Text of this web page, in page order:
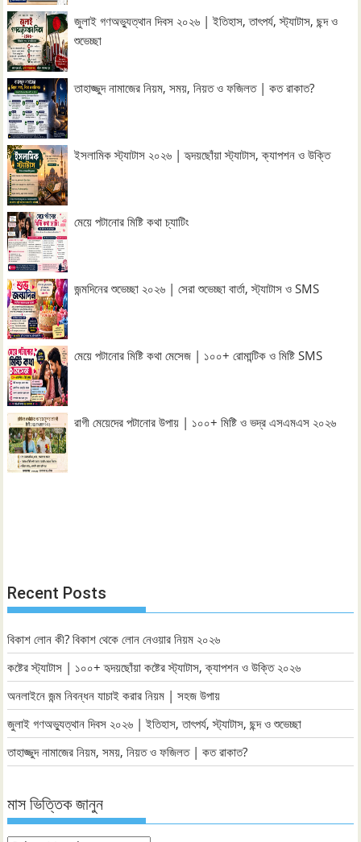
জুলাই গণঅভ্যুত্থান দিবস ২০২৬ | ইতিহাস, তাৎপর্য, স্ট্যাটাস, ছন্দ ও
শুভেচ্ছা
তাহাজ্জুদ নামাজের নিয়ম, সময়, নিয়ত ও ফজিলত | কত রাকাত?
ইসলামিক স্ট্যাটাস ২০২৬ | হৃদয়ছোঁয়া স্ট্যাটাস, ক্যাপশন ও উক্তি
মেয়ে পটানোর মিষ্টি কথা চ্যাটিং
জন্মদিনের শুভেচ্ছা ২০২৬ | সেরা শুভেচ্ছা বার্তা, স্ট্যাটাস ও SMS
মেয়ে পটানোর মিষ্টি কথা মেসেজ | ১০০+ রোমান্টিক ও মিষ্টি SMS
রাগী মেয়েদের পটানোর উপায় | ১০০+ মিষ্টি ও ভদ্র এসএমএস ২০২৬
Recent Posts
বিকাশ লোন কী? বিকাশ থেকে লোন নেওয়ার নিয়ম ২০২৬
কষ্টের স্ট্যাটাস | ১০০+ হৃদয়ছোঁয়া কষ্টের স্ট্যাটাস, ক্যাপশন ও উক্তি ২০২৬
অনলাইনে জন্ম নিবন্ধন যাচাই করার নিয়ম | সহজ উপায়
জুলাই গণঅভ্যুত্থান দিবস ২০২৬ | ইতিহাস, তাৎপর্য, স্ট্যাটাস, ছন্দ ও শুভেচ্ছা
তাহাজ্জুদ নামাজের নিয়ম, সময়, নিয়ত ও ফজিলত | কত রাকাত?
মাস ভিত্তিক জানুন